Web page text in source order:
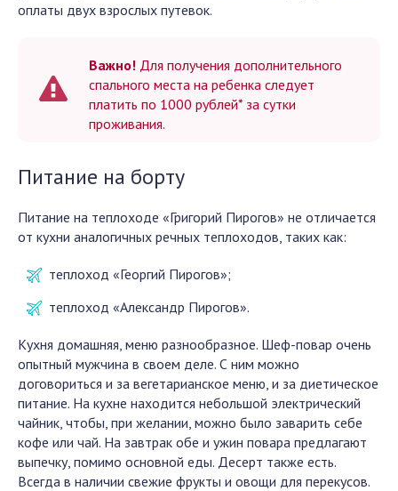
оплаты двух взрослых путевок.
Важно! Для получения дополнительного
спального места на ребенка следует
платить по 1000 рублей* за сутки
проживания.
Питание на борту
Питание на теплоходе «Григорий Пирогов» не отличается
от кухни аналогичных речных теплоходов, таких как:
теплоход «Георгий Пирогов»;
теплоход «Александр Пирогов».
Кухня домашняя, меню разнообразное. Шеф-повар очень
опытный мужчина в своем деле. С ним можно
договориться и за вегетарианское меню, и за диетическое
питание. На кухне находится небольшой электрический
чайник, чтобы, при желании, можно было заварить себе
кофе или чай. На завтрак обе и ужин повара предлагают
выпечку, помимо основной еды. Десерт также есть.
Всегда в наличии свежие фрукты и овощи для перекусов.